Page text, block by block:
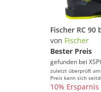
Fischer RC
von Fischer
Bester Preis
gefunden bei
zuletzt überprüft
Preis kann sich
10% Ersparnis